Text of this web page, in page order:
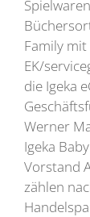
Family
EK/
die Igeka
Werner
Igeka
Vorstand
zählen